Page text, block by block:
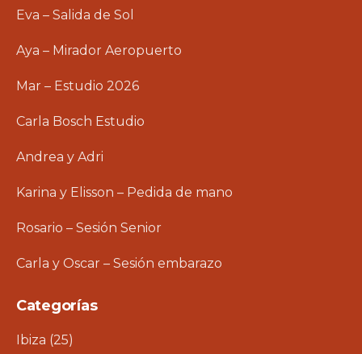
Eva – Salida de Sol
Aya – Mirador Aeropuerto
Mar – Estudio 2026
Carla Bosch Estudio
Andrea y Adri
Karina y Elisson – Pedida de mano
Rosario – Sesión Senior
Carla y Oscar – Sesión embarazo
Categorías
Ibiza (25)